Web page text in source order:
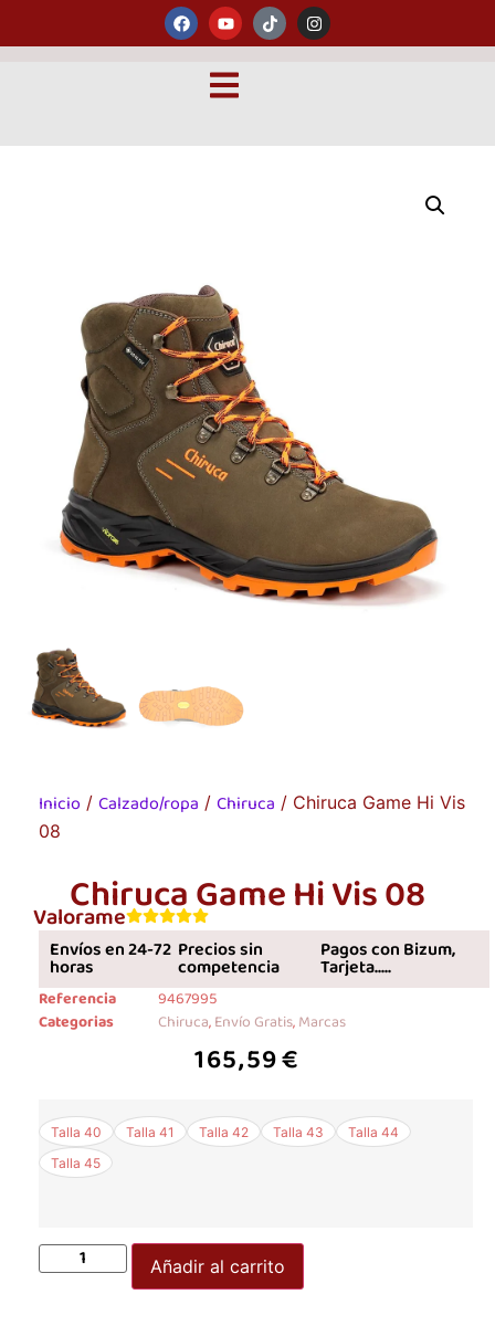
Inicio / Calzado/ropa / Chiruca / Chiruca Game Hi Vis
08
Chiruca Game Hi Vis 08
Valorame
Envíos en 24-72
horas
Precios sin
competencia
Pagos con Bizum,
Tarjeta.....
Referencia
9467995
Categorias
Chiruca,Envío Gratis,Marcas
165,59€
Talla 40 Talla 41 Talla 42 Talla 43
Talla 44
Talla 45
Añadir al carrito